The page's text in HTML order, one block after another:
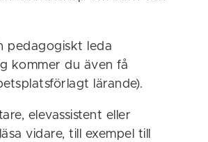
pedagogiskt leda
kommer du även få
lärande).
elevassistent eller
vidare, till exempel till